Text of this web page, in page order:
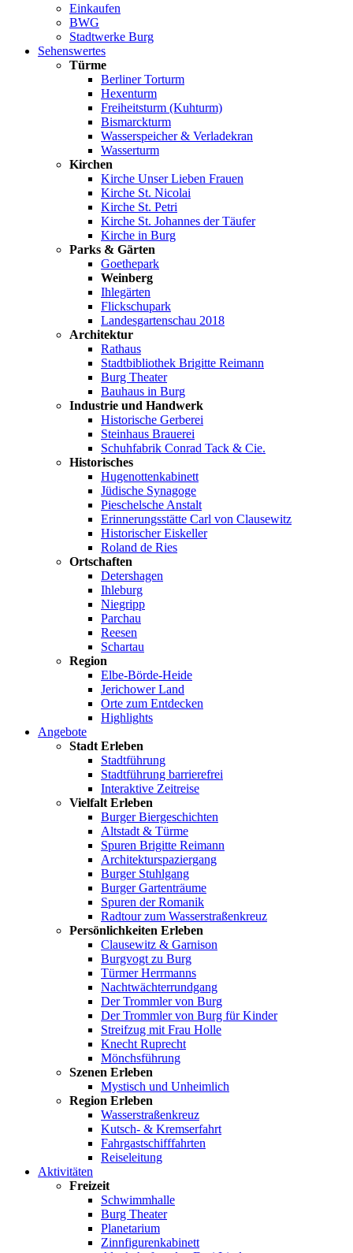
Einkaufen
BWG
Stadtwerke Burg
Sehenswertes
Türme
Berliner Torturm
Hexenturm
Freiheitsturm (Kuhturm)
Bismarckturm
Wasserspeicher & Verladekran
Wasserturm
Kirchen
Kirche Unser Lieben Frauen
Kirche St. Nicolai
Kirche St. Petri
Kirche St. Johannes der Täufer
Kirche in Burg
Parks & Gärten
Goethepark
Weinberg
Ihlegärten
Flickschupark
Landesgartenschau 2018
Architektur
Rathaus
Stadtbibliothek Brigitte Reimann
Burg Theater
Bauhaus in Burg
Industrie und Handwerk
Historische Gerberei
Steinhaus Brauerei
Schuhfabrik Conrad Tack & Cie.
Historisches
Hugenottenkabinett
Jüdische Synagoge
Pieschelsche Anstalt
Erinnerungsstätte Carl von Clausewitz
Historischer Eiskeller
Roland de Ries
Ortschaften
Detershagen
Ihleburg
Niegripp
Parchau
Reesen
Schartau
Region
Elbe-Börde-Heide
Jerichower Land
Orte zum Entdecken
Highlights
Angebote
Stadt Erleben
Stadtführung
Stadtführung barrierefrei
Interaktive Zeitreise
Vielfalt Erleben
Burger Biergeschichten
Altstadt & Türme
Spuren Brigitte Reimann
Architekturspaziergang
Burger Stuhlgang
Burger Gartenträume
Spuren der Romanik
Radtour zum Wasserstraßenkreuz
Persönlichkeiten Erleben
Clausewitz & Garnison
Burgvogt zu Burg
Türmer Herrmanns
Nachtwächterrundgang
Der Trommler von Burg
Der Trommler von Burg für Kinder
Streifzug mit Frau Holle
Knecht Ruprecht
Mönchsführung
Szenen Erleben
Mystisch und Unheimlich
Region Erleben
Wasserstraßenkreuz
Kutsch- & Kremserfahrt
Fahrgastschifffahrten
Reiseleitung
Aktivitäten
Freizeit
Schwimmhalle
Burg Theater
Planetarium
Zinnfigurenkabinett